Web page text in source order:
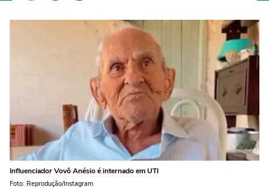
Influenciador Vovô Anésio é internado em UTI
Foto: Reprodução/Instagram